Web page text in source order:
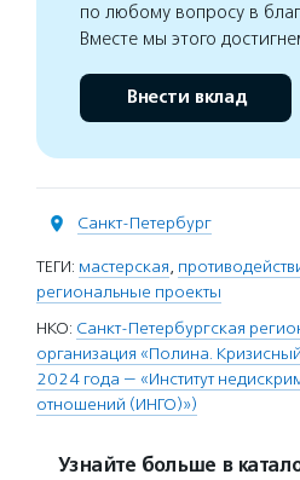
по любому вопросу в
Вместе мы этого
Внести вклад
Санкт-Петербург
ТЕГИ: мастерская,
региональные проекты
НКО: Санкт-Петербургская
организация «Полина.
2024 года — «Институт
отношений (ИНГО)»)
Узнайте больше в